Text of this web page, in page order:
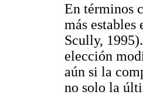
En términos
más
Scully,
elección
aún si la
no solo la